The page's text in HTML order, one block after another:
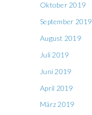
Oktober 2019
September 2019
August 2019
Juli 2019
Juni 2019
April 2019
März 2019